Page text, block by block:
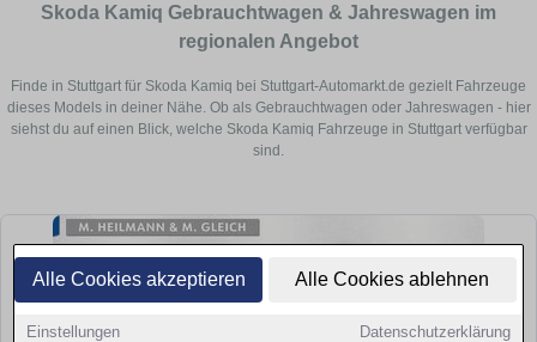
Alle Cookies akzeptieren Alle Cookies ablehnen
Einstellungen Datenschutzerklärung
Skoda Kamiq Gebrauchtwagen & Jahreswagen im
regionalen Angebot
Finde in Stuttgart für Skoda Kamiq bei Stuttgart-Automarkt.de gezielt Fahrzeuge
dieses Models in deiner Nähe. Ob als Gebrauchtwagen oder Jahreswagen - hier
siehst du auf einen Blick, welche Skoda Kamiq Fahrzeuge in Stuttgart verfügbar
sind.